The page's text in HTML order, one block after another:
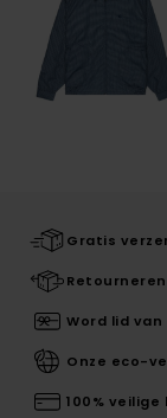
Gratis
Word lid
Onze eco-
100%